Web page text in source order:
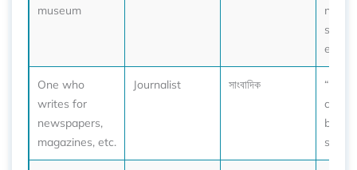
museum
new
One who
writes for
newspapers,
magazines, etc.
Journalist সাংবাদিক
“The
story.”